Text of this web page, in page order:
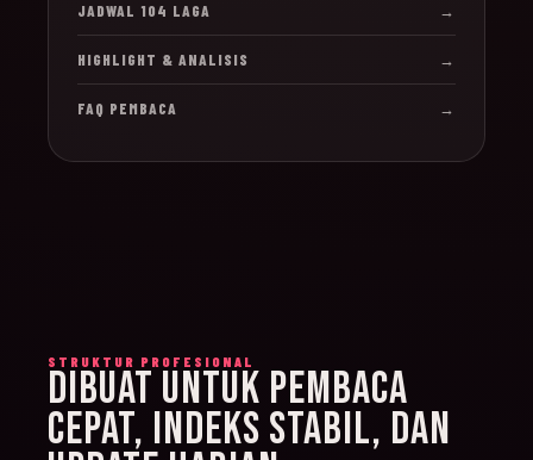
JADWAL 104 LAGA →
HIGHLIGHT & ANALISIS →
FAQ PEMBACA →
STRUKTUR PROFESIONAL
DIBUAT UNTUK PEMBACA
CEPAT, INDEKS STABIL, DAN